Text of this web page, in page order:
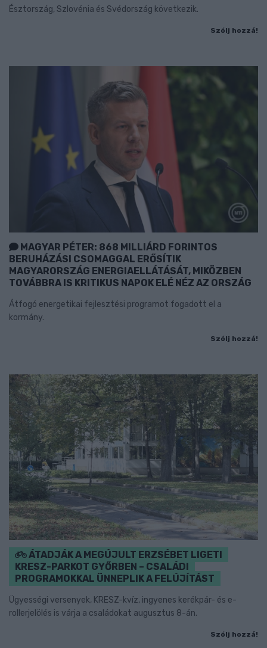
Észtország, Szlovénia és Svédország következik.
Szólj hozzá!
MAGYAR PÉTER: 868 MILLIÁRD FORINTOS
BERUHÁZÁSI CSOMAGGAL ERŐSÍTIK
MAGYARORSZÁG ENERGIAELLÁTÁSÁT, MIKÖZBEN
TOVÁBBRA IS KRITIKUS NAPOK ELÉ NÉZ AZ ORSZÁG
Átfogó energetikai fejlesztési programot fogadott el a
kormány.
Szólj hozzá!
ÁTADJÁK A MEGÚJULT ERZSÉBET LIGETI
KRESZ-PARKOT GYŐRBEN – CSALÁDI
PROGRAMOKKAL ÜNNEPLIK A FELÚJÍTÁST
Ügyességi versenyek, KRESZ-kvíz, ingyenes kerékpár- és e-
rollerjelölés is várja a családokat augusztus 8-án.
Szólj hozzá!